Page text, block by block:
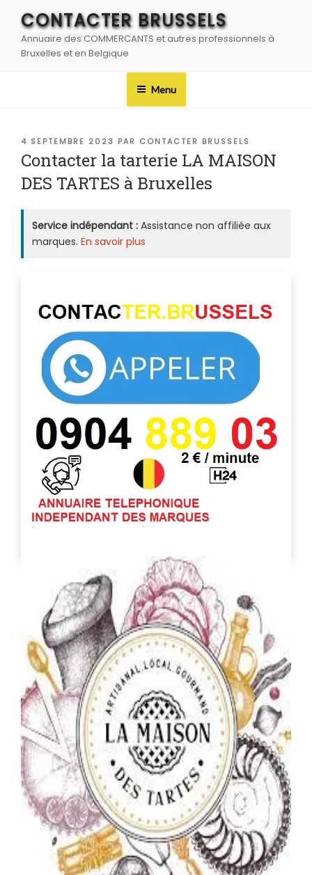
contenu
principal
CONTACTER BRUSSELS
Annuaire des COMMERCANTS et autres professionnels à
Bruxelles et en Belgique
Menu
PUBLIÉ
LE
4 SEPTEMBRE 2023 PAR CONTACTER BRUSSELS
Contacter la tarterie LA MAISON
DES TARTES à Bruxelles
Service indépendant : Assistance non affiliée aux
marques. En savoir plus